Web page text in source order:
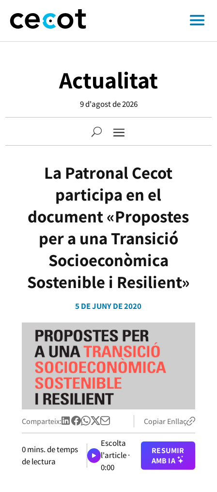
Actualitat
9 d'agost de 2026
La Patronal Cecot
participa en el
document «Propostes
per a una Transició
Socioeconòmica
Sostenible i Resilient»
5 DE JUNY DE 2020
Comparteix: Copiar Enllaç
0mins. de temps
de lectura
Escolta
l'article ·
0:00
RESUMIR
AMB IA